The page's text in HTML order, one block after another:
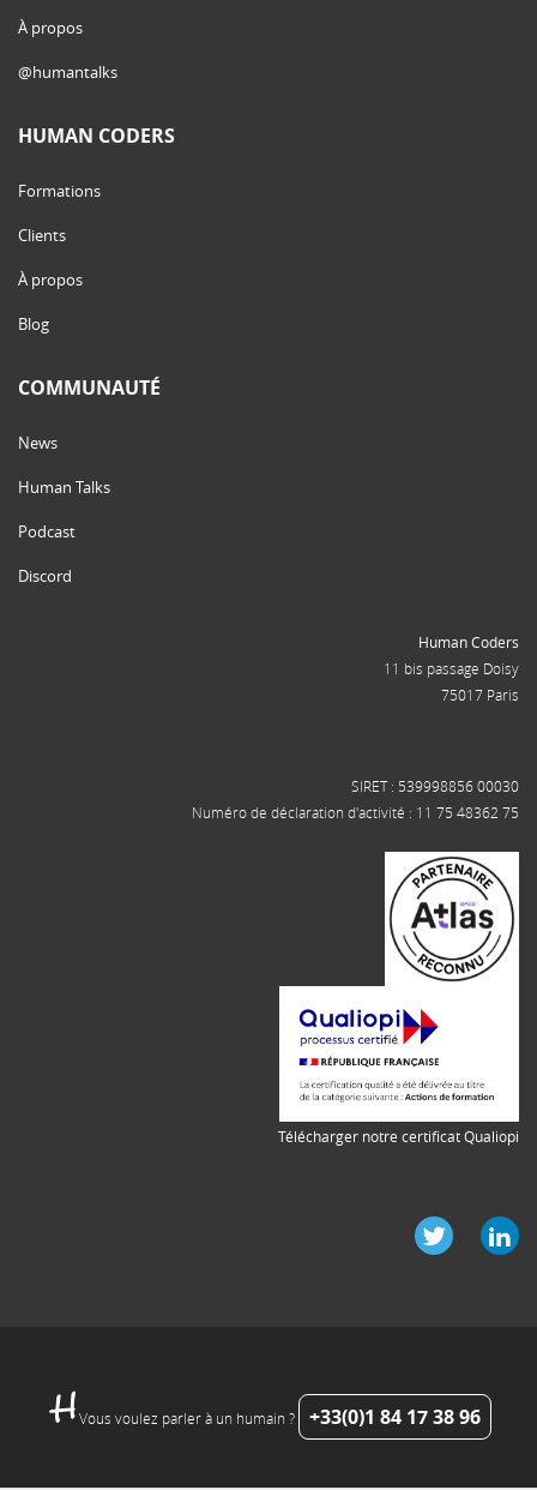
À propos
@humantalks
HUMAN CODERS
Formations
Clients
À propos
Blog
COMMUNAUTÉ
News
Human Talks
Podcast
Discord
Human Coders
11 bis passage Doisy
75017 Paris
SIRET : 539998856 00030
Numéro de déclaration d'activité : 11 75 48362 75
Télécharger notre certificat Qualiopi
Vous voulez parler à un humain ? +33(0)1 84 17 38 96